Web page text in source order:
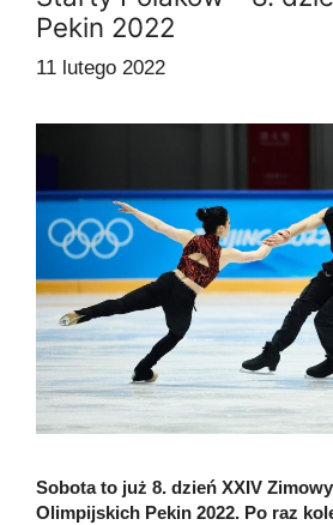
Pekin 2022
11 lutego 2022
Sobota to już 8. dzień XXIV
Olimpijskich Pekin 2022. Po raz